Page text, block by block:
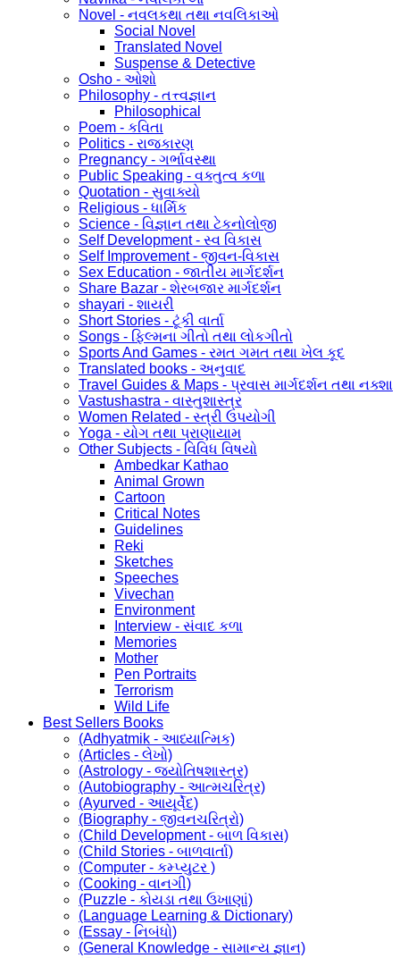
Novel - નવલકથા તથા નવલિકાઓ
Social Novel
Translated Novel
Suspense & Detective
Osho - ઓશો
Philosophy - તત્ત્વજ્ઞાન
Philosophical
Poem - કવિતા
Politics - રાજકારણ
Pregnancy - ગર્ભાવસ્થા
Public Speaking - વક્તુત્વ કળા
Quotation - સુવાક્યો
Religious - ધાર્મિક
Science - વિજ્ઞાન તથા ટેકનોલોજી
Self Development - સ્વ વિકાસ
Self Improvement - જીવન-વિકાસ
Sex Education - જાતીય માર્ગદર્શન
Share Bazar - શેરબજાર માર્ગદર્શન
shayari - શાયરી
Short Stories - ટૂંકી વાર્તા
Songs - ફિલ્મના ગીતો તથા લોકગીતો
Sports And Games - રમત ગમત તથા ખેલ કૂદ
Translated books - અનુવાદ
Travel Guides & Maps - પ્રવાસ માર્ગદર્શન તથા નક્શા
Vastushastra - વાસ્તુશાસ્ત્ર
Women Related - સ્ત્રી ઉપયોગી
Yoga - યોગ તથા પ્રાણાયામ
Other Subjects - વિવિધ વિષયો
Ambedkar Kathao
Animal Grown
Cartoon
Critical Notes
Guidelines
Reki
Sketches
Speeches
Vivechan
Environment
Interview - સંવાદ કળા
Memories
Mother
Pen Portraits
Terrorism
Wild Life
Best Sellers Books
(Adhyatmik - આધ્યાત્મિક)
(Articles - લેખો)
(Astrology - જ્યોતિષશાસ્ત્ર)
(Autobiography - આત્મચરિત્ર)
(Ayurved - આયૂર્વેદ)
(Biography - જીવનચરિત્રો)
(Child Development - બાળ વિકાસ)
(Child Stories - બાળવાર્તા)
(Computer - કમ્પ્યુટર )
(Cooking - વાનગી)
(Puzzle - કોયડા તથા ઉખાણાં)
(Language Learning & Dictionary)
(Essay - નિબંધો)
(General Knowledge - સામાન્ય જ્ઞાન)